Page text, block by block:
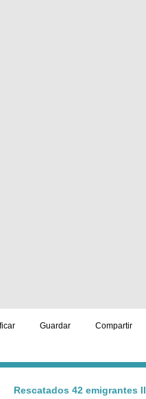
Guardar Compartir
Rescatados 42 emigrantes